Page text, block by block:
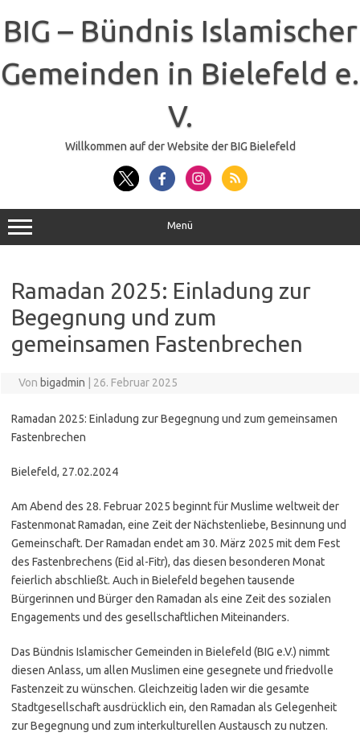
springen
BIG – Bündnis Islamischer
Gemeinden in Bielefeld e.
V.
Willkommen auf der Website der BIG Bielefeld
Menü
Ramadan 2025: Einladung zur
Begegnung und zum
gemeinsamen Fastenbrechen
Von bigadmin 26. Februar 2025
Ramadan 2025: Einladung zur Begegnung und zum gemeinsamen
Fastenbrechen
Bielefeld, 27.02.2024
Am Abend des 28. Februar 2025 beginnt für Muslime weltweit der
Fastenmonat Ramadan, eine Zeit der Nächstenliebe, Besinnung und
Gemeinschaft. Der Ramadan endet am 30. März 2025 mit dem Fest
des Fastenbrechens (Eid al-Fitr), das diesen besonderen Monat
feierlich abschließt. Auch in Bielefeld begehen tausende
Bürgerinnen und Bürger den Ramadan als eine Zeit des sozialen
Engagements und des gesellschaftlichen Miteinanders.
Das Bündnis Islamischer Gemeinden in Bielefeld (BIG e.V.) nimmt
diesen Anlass, um allen Muslimen eine gesegnete und friedvolle
Fastenzeit zu wünschen. Gleichzeitig laden wir die gesamte
Stadtgesellschaft ausdrücklich ein, den Ramadan als Gelegenheit
zur Begegnung und zum interkulturellen Austausch zu nutzen.